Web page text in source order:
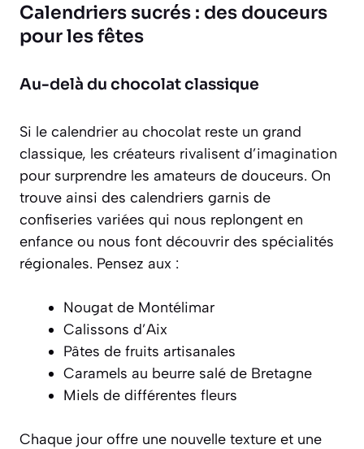
Calendriers sucrés : des douceurs
pour les fêtes
Au-delà du chocolat classique
Si le calendrier au chocolat reste un grand
classique, les créateurs rivalisent d’imagination
pour surprendre les amateurs de douceurs. On
trouve ainsi des calendriers garnis de
confiseries variées qui nous replongent en
enfance ou nous font découvrir des spécialités
régionales. Pensez aux :
Nougat de Montélimar
Calissons d’Aix
Pâtes de fruits artisanales
Caramels au beurre salé de Bretagne
Miels de différentes fleurs
Chaque jour offre une nouvelle texture et une